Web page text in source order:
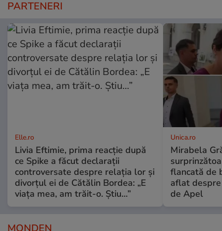
PARTENERI
Elle.ro
Livia Eftimie, prima reacție după
ce Spike a făcut declarații
controversate despre relația lor și
divorțul ei de Cătălin Bordea: „E
viața mea, am trăit-o. Știu…”
Unica.ro
Mirabela
flancată de
aflat
de Apel